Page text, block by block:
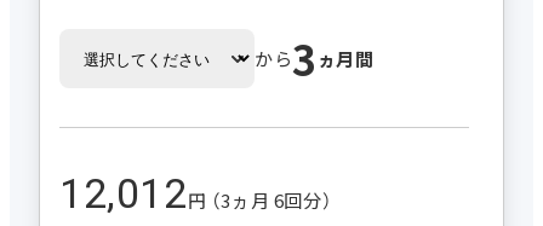
から3 ヵ月間
12,012円 （3ヵ月 6回分）